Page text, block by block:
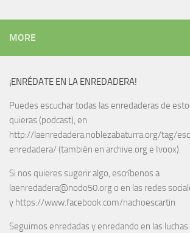
MORE
¡ENRÉDATE EN LA ENREDADERA!
Puedes escuchar todas las enredaderas de
quieras (podcast), en
http://laenredadera.noblezabaturra.org/tag/
enredadera/ (también en archive.org e Ivoox).
Si nos quieres sugerir algo, escríbenos a
laenredadera@nodo50.org o en las redes
y https://www.facebook.com/nachoescartin
Seguimos enredadas y enredando en las luchas